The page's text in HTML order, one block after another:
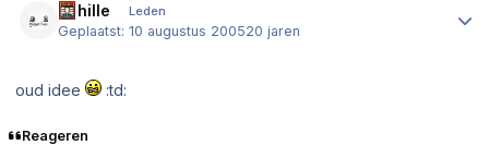
Achille Leden
Geplaatst:10 augustus 200520 jaren
oud idee :td:
Reageren